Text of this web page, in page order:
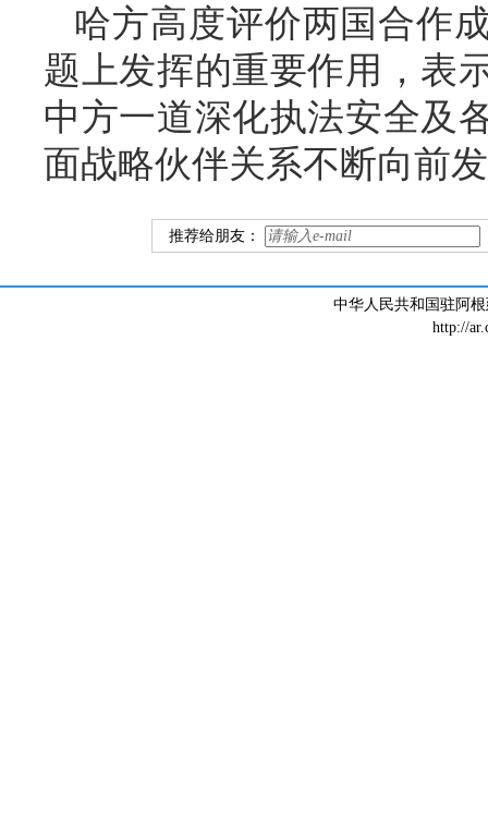
哈方高度评价两国合作
题上发挥的重要作用，表
中方一道深化执法安全及
面战略伙伴关系不断向前
推荐给朋友：
中华人民共和国驻阿
http://